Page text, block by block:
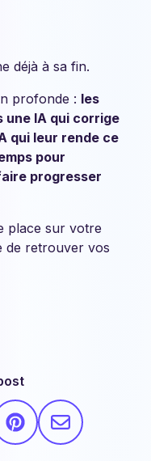
déjà à sa fin.
profonde : les
IA qui corrige
qui leur rende ce
pour
progresser
place sur votre
de retrouver vos